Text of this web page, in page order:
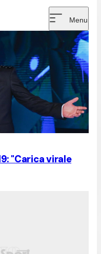
Menu
"Carica virale